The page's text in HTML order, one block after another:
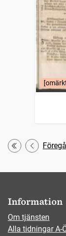
Första
Information
Om tjänsten
Alla tidningar A-